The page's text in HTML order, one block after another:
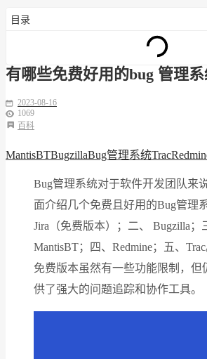
目录
有哪些免费好用的bug 管理
2023-08-16
1069
百科
MantisBTBugzillaBug管理系统Trac
Bug管理系统对于软件开发团队来
面介绍几个免费且好用的Bug管理
Jira（免费版本）；二、 Bugzilla；
MantisBT；四、Redmine；五、
免费版本虽然有一些功能限制，但
供了强大的问题追踪和协作工具。